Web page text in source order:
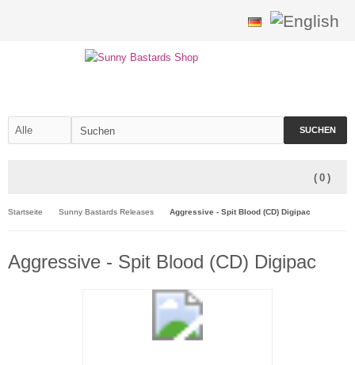
SUCHEN
( 0 )
Startseite Sunny Bastards Releases Aggressive - Spit Blood (CD) Digipac
Aggressive - Spit Blood (CD) Digipac